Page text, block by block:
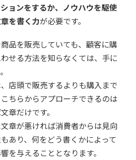
ョンをするか、ノウハウを駆使
を書く力が必要です。
品を販売していても、顧客に購
せる方法を知らなくては、手に
店頭で販売するよりも購入まで
ちらからアプローチできるのは
章だけです。
章が悪ければ消費者からは見向
あり、何をどう書くかによって
を与えることとなります。